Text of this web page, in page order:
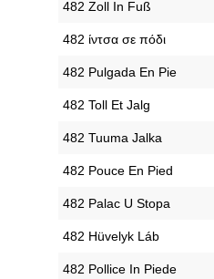
‎482 Zoll In Fuß
‎482 ίντσα σε πόδι
‎482 Pulgada En Pie
‎482 Toll Et Jalg
‎482 Tuuma Jalka
‎482 Pouce En Pied
‎482 Palac U Stopa
‎482 Hüvelyk Láb
‎482 Pollice In Piede